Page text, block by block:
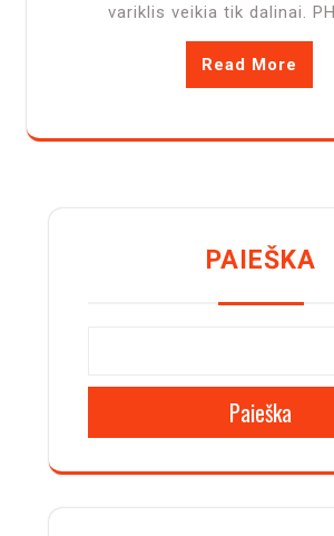
variklis veikia tik dalinai.
Read More
PAIEŠKA
Paieška